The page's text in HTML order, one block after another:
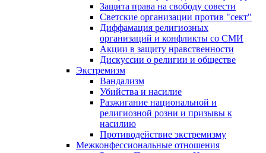
Защита права на свободу совести
Светские организации против "сект"
Диффамация религиозных
организаций и конфликты со СМИ
Акции в защиту нравственности
Дискуссии о религии и обществе
Экстремизм
Вандализм
Убийства и насилие
Разжигание национальной и
религиозной розни и призывы к
насилию
Противодействие экстремизму
Межконфессиональные отношения